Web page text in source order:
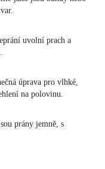
uvolní prach a
úprava pro vlhké,
na polovinu.
prány jemně, s